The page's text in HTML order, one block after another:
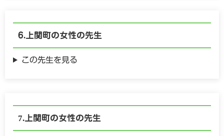
上関町の女性の先生
この先生を見る
上関町の女性の先生